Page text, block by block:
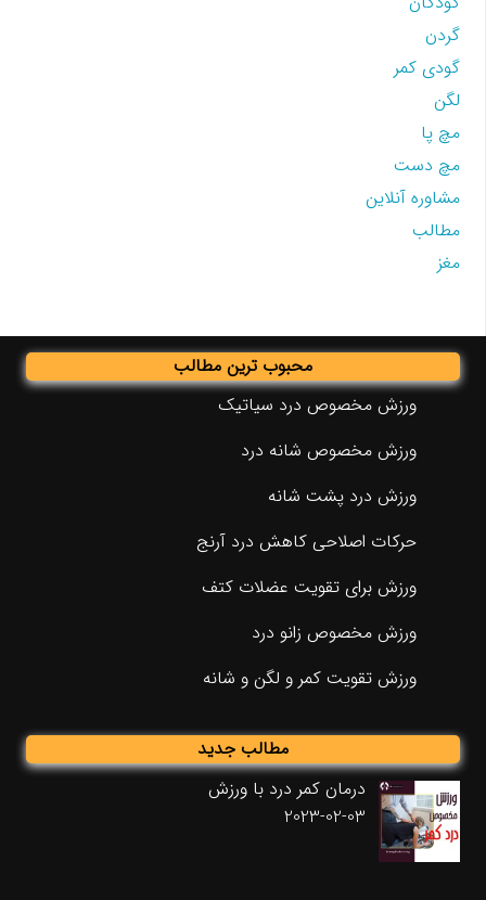
گردن
گودی کمر
لگن
مچ پا
مچ دست
مشاوره آنلاین
مطالب
مغز
محبوب ترین مطالب
ورزش مخصوص درد سیاتیک
ورزش مخصوص شانه درد
ورزش درد پشت شانه
حرکات اصلاحی کاهش درد آرنج
ورزش برای تقویت عضلات کتف
ورزش مخصوص زانو درد
ورزش تقویت کمر و لگن و شانه
مطالب جدید
درمان کمر درد با ورزش
2023-02-03